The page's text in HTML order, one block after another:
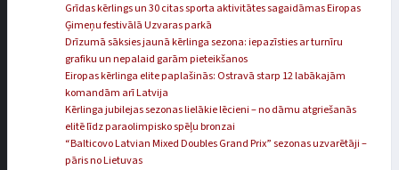
Grīdas kērlings un 30 citas sporta aktivitātes sagaidāmas Eiropas
Ģimeņu festivālā Uzvaras parkā
Drīzumā sāksies jaunā kērlinga sezona: iepazīsties ar turnīru
grafiku un nepalaid garām pieteikšanos
Eiropas kērlinga elite paplašinās: Ostravā starp 12 labākajām
komandām arī Latvija
Kērlinga jubilejas sezonas lielākie lēcieni – no dāmu atgriešanās
elitē līdz paraolimpisko spēļu bronzai
“Balticovo Latvian Mixed Doubles Grand Prix” sezonas uzvarētāji –
pāris no Lietuvas